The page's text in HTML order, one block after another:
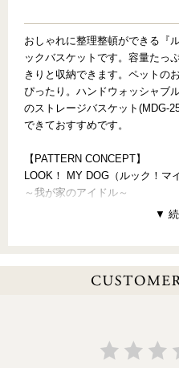
おしゃれに整理整頓ができる『
ックバスケットです。容量たっ
きりと収納できます。ペットの
ぴったり。ハンドウォッシャブ
のストレージバスケット(MDG-
できておすすめです。
【PATTERN CONCEPT】
LOOK！ MY DOG（ルック！マ
～我が家のアイドル～
「愛しのワンちゃん」写真展に